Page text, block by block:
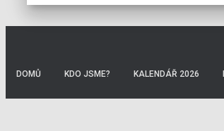
DOMŮ KDO JSME? KALENDÁŘ 2026